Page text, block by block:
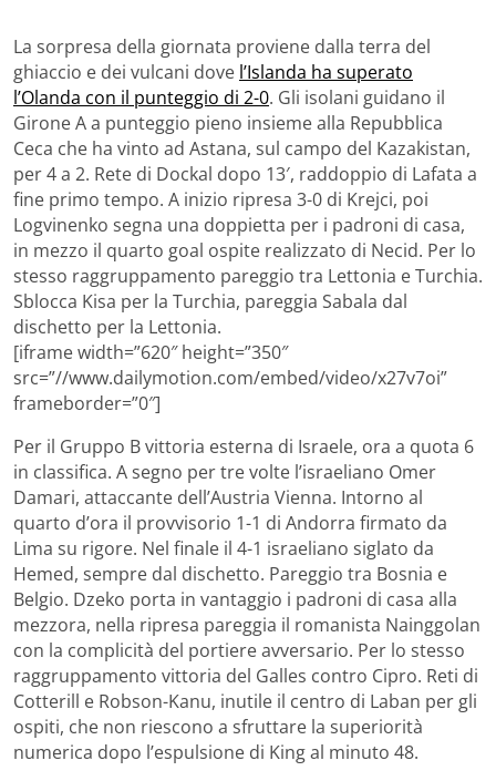
La sorpresa della giornata proviene dalla terra del
ghiaccio e dei vulcani dove l’Islanda ha superato
l’Olanda con il punteggio di 2-0. Gli isolani guidano il
Girone A a punteggio pieno insieme alla Repubblica
Ceca che ha vinto ad Astana, sul campo del Kazakistan,
per 4 a 2. Rete di Dockal dopo 13′, raddoppio di Lafata a
fine primo tempo. A inizio ripresa 3-0 di Krejci, poi
Logvinenko segna una doppietta per i padroni di casa,
in mezzo il quarto goal ospite realizzato di Necid. Per lo
stesso raggruppamento pareggio tra Lettonia e Turchia.
Sblocca Kisa per la Turchia, pareggia Sabala dal
dischetto per la Lettonia.
[iframe width=”620″ height=”350″
src=”//www.dailymotion.com/embed/video/x27v7oi”
frameborder=”0″]
Per il Gruppo B vittoria esterna di Israele, ora a quota 6
in classifica. A segno per tre volte l’israeliano Omer
Damari, attaccante dell’Austria Vienna. Intorno al
quarto d’ora il provvisorio 1-1 di Andorra firmato da
Lima su rigore. Nel finale il 4-1 israeliano siglato da
Hemed, sempre dal dischetto. Pareggio tra Bosnia e
Belgio. Dzeko porta in vantaggio i padroni di casa alla
mezzora, nella ripresa pareggia il romanista Nainggolan
con la complicità del portiere avversario. Per lo stesso
raggruppamento vittoria del Galles contro Cipro. Reti di
Cotterill e Robson-Kanu, inutile il centro di Laban per gli
ospiti, che non riescono a sfruttare la superiorità
numerica dopo l’espulsione di King al minuto 48.